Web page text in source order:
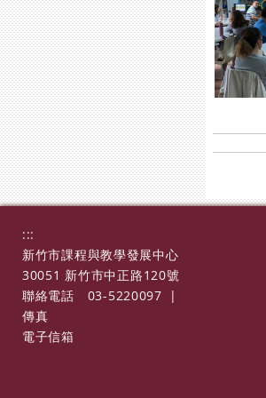
:::
新竹市課程與教學發展中心
30051 新竹市中正路120號
聯絡電話
03-5220097
|
傳真
電子信箱